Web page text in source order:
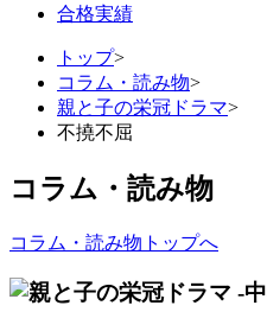
合格実績
トップ>
コラム・読み物>
親と子の栄冠ドラマ>
不撓不屈
コラム・読み物
コラム・読み物トップへ